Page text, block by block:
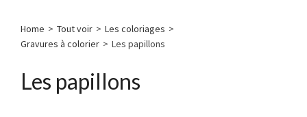
Home > Tout voir > Les coloriages >
Gravures à colorier > Les papillons
Les papillons